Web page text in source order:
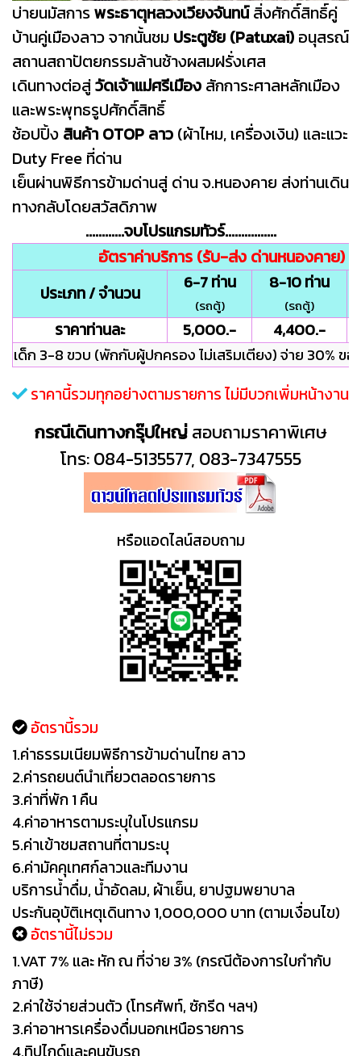
บ่ายนมัสการพระธาตุหลวงเวียงจันทน์สิ่งศักดิ์สิทธิ์คู่
บ้านคู่เมืองลาว จากนั้นชม ประตูชัย (Patuxai) อนุสรณ์
สถานสถาปัตยกรรมล้านช้างผสมฝรั่งเศส
เดินทางต่อสู่วัดเจ้าแม่ศรีเมือง สักการะศาลหลักเมือง
และพระพุทธรูปศักดิ์สิทธิ์
ช้อปปิ้ง สินค้า OTOP ลาว (ผ้าไหม, เครื่องเงิน) และแวะ
Duty Free ที่ด่าน
เย็นผ่านพิธีการข้ามด่านสู่ ด่าน จ.หนองคาย ส่งท่านเดิน
ทางกลับโดยสวัสดิภาพ
............จบโปรแกรมทัวร์................
อัตราค่าบริการ (รับ-ส่ง ด่านหนองคาย)
ประเภท / จำนวน 6-7 ท่าน
(รถตู้)
8-10 ท่าน
(รถตู้)
ราคาท่านละ 5,000.- 4,400.-
เด็ก 3-8 ขวบ (พักกับผู้ปกครอง ไม่เสริมเตียง) จ่าย 30% ข
ราคานี้รวมทุกอย่างตามรายการ ไม่มีบวกเพิ่มหน้างาน
กรณีเดินทางกรุ๊ปใหญ่สอบถามราคาพิเศษ
โทร: 084-5135577, 083-7347555
หรือแอดไลน์สอบถาม
อัตรานี้รวม
1.ค่าธรรมเนียมพิธีการข้ามด่านไทย ลาว
2.ค่ารถยนต์นำเที่ยวตลอดรายการ
3.ค่าที่พัก 1 คืน
4.ค่าอาหารตามระบุในโปรแกรม
5.ค่าเข้าชมสถานที่ตามระบุ
6.ค่ามัคคุเทศก์ลาวและทีมงาน
บริการน้ำดื่ม, น้ำอัดลม, ผ้าเย็น, ยาปฐมพยาบาล
ประกันอุบัติเหตุเดินทาง 1,000,000 บาท (ตามเงื่อนไข)
อัตรานี้ไม่รวม
1.VAT 7% และ หัก ณ ที่จ่าย 3% (กรณีต้องการใบกำกับ
ภาษี)
2.ค่าใช้จ่ายส่วนตัว (โทรศัพท์, ซักรีด ฯลฯ)
3.ค่าอาหารเครื่องดื่มนอกเหนือรายการ